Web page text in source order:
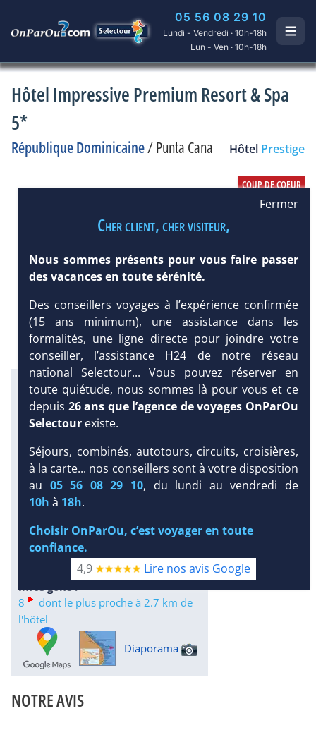
05 56 08 29 10
Lundi - Vendredi · 10h-18h
Lun - Ven · 10h-18h
Hôtel Impressive Premium Resort & Spa
5*
République Dominicaine/Punta Cana Hôtel Prestige
DEMANDE
DEVIS /
Excursions en petit comité avec
notre partenaire Dominican
Attitude
Infos météo :
30 °C 172 mm
30 °C
Infos plages :
Dist.Distance:
Long.
20 km
Équipement :
255
Tx:50 % Tx :45 %
26 km
Infos golfs :
8
dont le plus proche à 2.7 km de
l'hôtel
Diaporama
NOTRE AVIS
Fermer
Cher client, cher visiteur,
Nous sommes présents pour vous faire passer
des vacances en toute sérénité.
Des conseillers voyages à l’expérience confirmée
(15 ans minimum), une assistance dans les
formalités, une ligne directe pour joindre votre
conseiller, l’assistance H24 de notre réseau
national Selectour... Vous pouvez réserver en
toute quiétude, nous sommes là pour vous et ce
depuis 26 ans que l’agence de voyages OnParOu
Selectour existe.
Séjours, combinés, autotours, circuits, croisières,
à la carte... nos conseillers sont à votre disposition
au 05 56 08 29 10, du lundi au vendredi de
10h à 18h.
Choisir OnParOu, c’est voyager en toute
confiance.
4,9
Lire nos avis Google